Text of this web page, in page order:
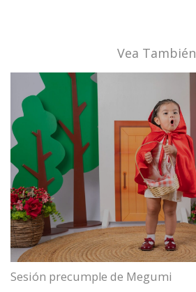
Vea También
Sesión precumple de Megumi